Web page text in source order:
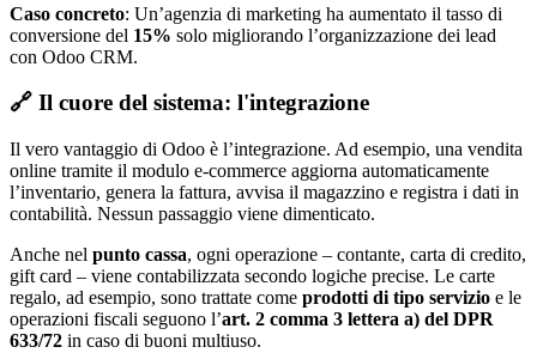
Caso concreto: Un’agenzia di marketing ha aumentato il tasso di
conversione del 15% solo migliorando l’organizzazione dei lead
con Odoo CRM.
🔗 Il cuore del sistema: l'integrazione
Il vero vantaggio di Odoo è l’integrazione. Ad esempio, una vendita
online tramite il modulo e-commerce aggiorna automaticamente
l’inventario, genera la fattura, avvisa il magazzino e registra i dati in
contabilità. Nessun passaggio viene dimenticato.
Anche nel punto cassa, ogni operazione – contante, carta di credito,
gift card – viene contabilizzata secondo logiche precise. Le carte
regalo, ad esempio, sono trattate come prodotti di tipo servizio e le
operazioni fiscali seguono l’art. 2 comma 3 lettera a) del DPR
633/72 in caso di buoni multiuso.